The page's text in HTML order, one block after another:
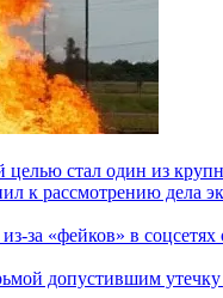
целью стал один из
к рассмотрению дела
за «фейков» в
допустившим